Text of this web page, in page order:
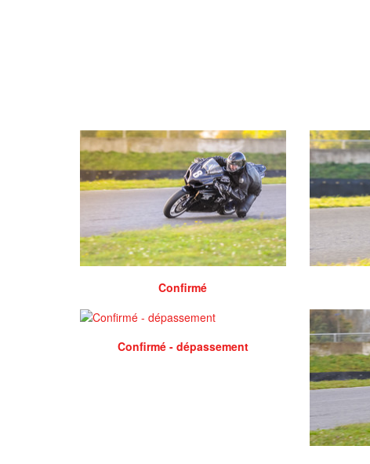
Confirmé
Confirmé - dépassement